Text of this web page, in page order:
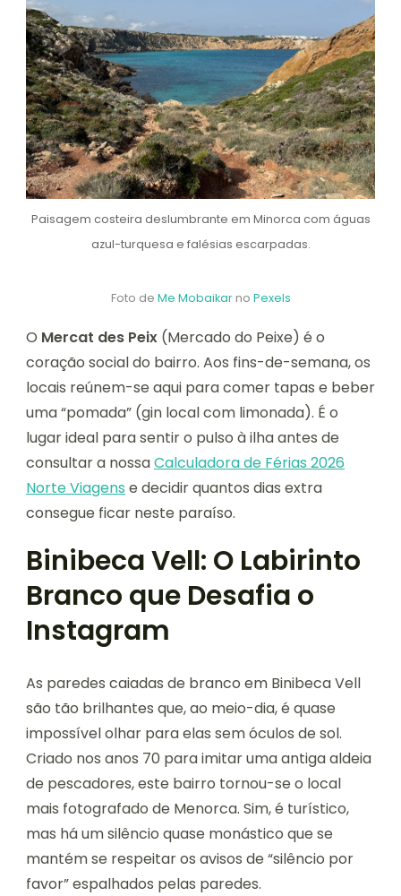
Paisagem costeira deslumbrante em Minorca com águas
azul-turquesa e falésias escarpadas.
Foto de Me Mobaikarno Pexels
O Mercat des Peix (Mercado do Peixe) é o
coração social do bairro. Aos fins-de-semana, os
locais reúnem-se aqui para comer tapas e beber
uma “pomada” (gin local com limonada). É o
lugar ideal para sentir o pulso à ilha antes de
consultar a nossaCalculadora de Férias 2026
Norte Viagens e decidir quantos dias extra
consegue ficar neste paraíso.
Binibeca Vell: O Labirinto
Branco que Desafia o
Instagram
As paredes caiadas de branco em Binibeca Vell
são tão brilhantes que, ao meio-dia, é quase
impossível olhar para elas sem óculos de sol.
Criado nos anos 70 para imitar uma antiga aldeia
de pescadores, este bairro tornou-se o local
mais fotografado de Menorca. Sim, é turístico,
mas há um silêncio quase monástico que se
mantém se respeitar os avisos de “silêncio por
favor” espalhados pelas paredes.